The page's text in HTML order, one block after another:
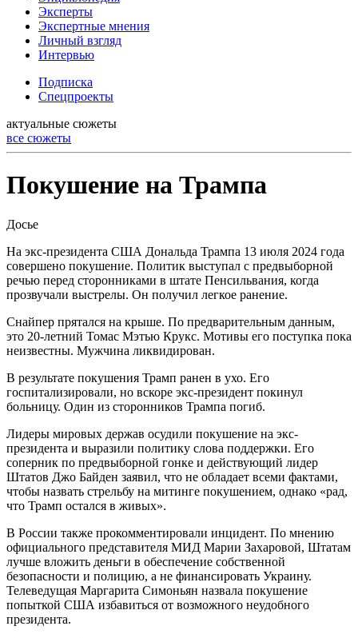
Эксперты
Экспертные мнения
Личный взгляд
Интервью
Подписка
Спецпроекты
актуальные сюжеты
все сюжеты
Покушение на Трампа
Досье
На экс-президента США Дональда Трампа 13 июля 2024 года
совершено покушение. Политик выступал с предвыборной
речью перед сторонниками в штате Пенсильвания, когда
прозвучали выстрелы. Он получил легкое ранение.
Снайпер прятался на крыше. По предварительным данным,
это 20-летний Томас Мэтью Крукс. Мотивы его поступка пока
неизвестны. Мужчина ликвидирован.
В результате покушения Трамп ранен в ухо. Его
госпитализировали, но вскоре экс-президент покинул
больницу. Один из сторонников Трампа погиб.
Лидеры мировых держав осудили покушение на экс-
президента и выразили политику слова поддержки. Его
соперник по предвыборной гонке и действующий лидер
Штатов Джо Байден заявил, что не обладает всеми фактами,
чтобы назвать стрельбу на митинге покушением, однако «рад,
что Трамп остался в живых».
В России также прокомментировали инцидент. По мнению
официального представителя МИД Марии Захаровой, Штатам
лучше вложить деньги в обеспечение собственной
безопасности и полицию, а не финансировать Украину.
Телеведущая Маргарита Симоньян назвала покушение
попыткой США избавиться от возможного неудобного
президента.